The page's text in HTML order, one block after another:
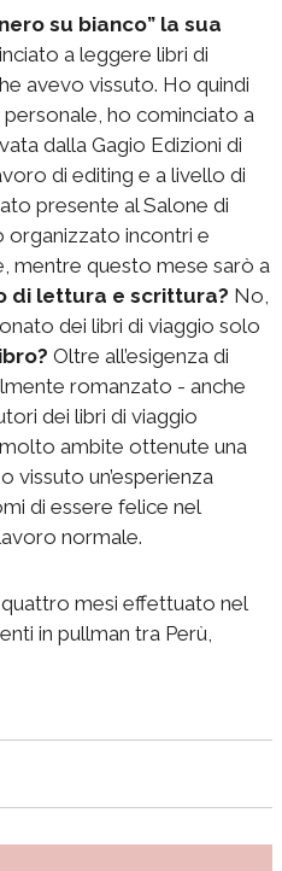
su bianco” la sua
a leggere libri di
avevo vissuto. Ho quindi
ho cominciato a
dalla Gagio Edizioni di
di editing e a livello di
presente al Salone di
organizzato incontri e
mentre questo mese sarò a
di lettura e scrittura? No,
dei libri di viaggio solo
Oltre all’esigenza di
romanzato - anche
dei libri di viaggio
ambite ottenute una
un’esperienza
di essere felice nel
normale.
mesi effettuato nel
in pullman tra Perù,